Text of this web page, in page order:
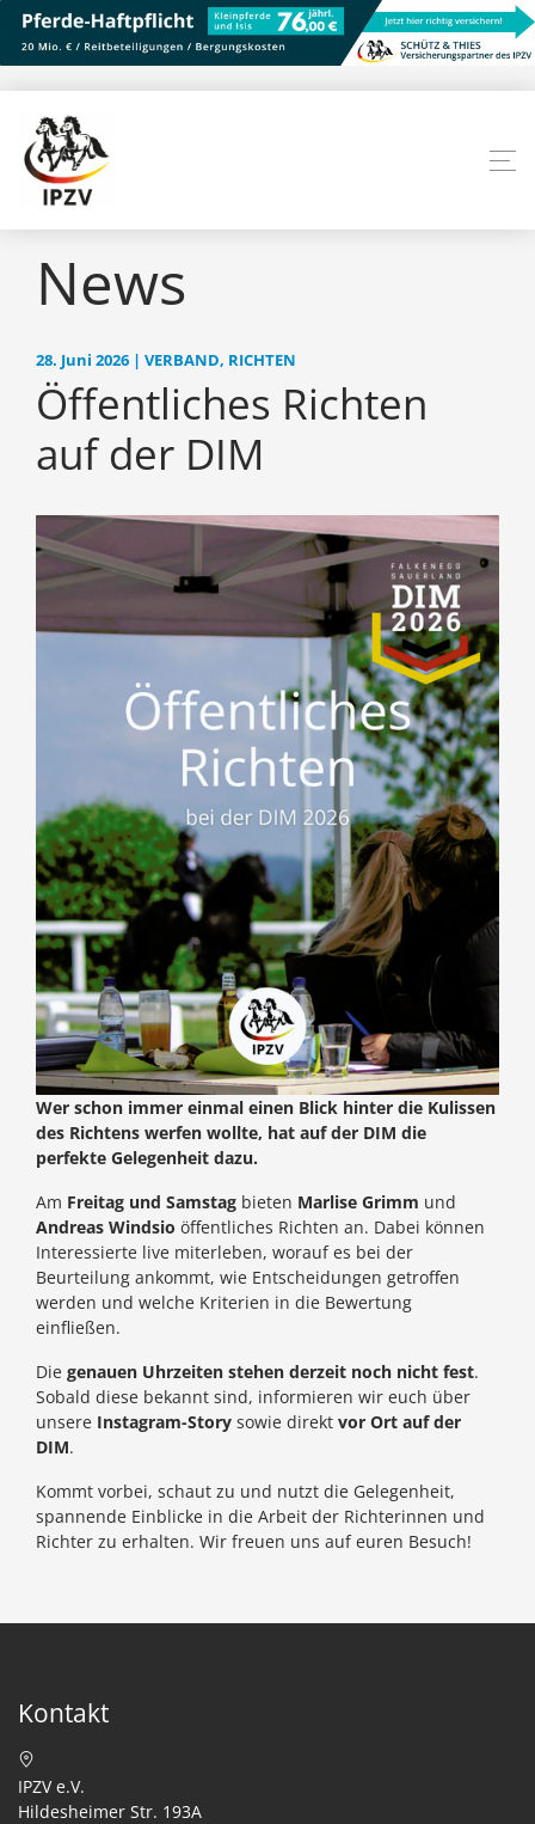
News
28. Juni 2026 | VERBAND, RICHTEN
Öffentliches Richten
auf der DIM
Wer schon immer einmal einen Blick hinter die Kulissen
des Richtens werfen wollte, hat auf der DIM die
perfekte Gelegenheit dazu.
Am Freitag und Samstag bieten Marlise Grimm und
Andreas Windsio öffentliches Richten an. Dabei können
Interessierte live miterleben, worauf es bei der
Beurteilung ankommt, wie Entscheidungen getroffen
werden und welche Kriterien in die Bewertung
einfließen.
Die genauen Uhrzeiten stehen derzeit noch nicht fest.
Sobald diese bekannt sind, informieren wir euch über
unsere Instagram-Story sowie direkt vor Ort auf der
DIM.
Kommt vorbei, schaut zu und nutzt die Gelegenheit,
spannende Einblicke in die Arbeit der Richterinnen und
Richter zu erhalten. Wir freuen uns auf euren Besuch!
Kontakt
IPZV e.V.
Hildesheimer Str. 193A